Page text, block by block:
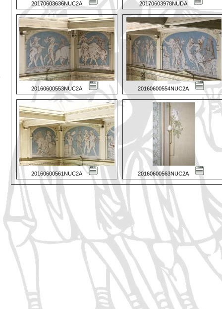
20170603636NUC2A 20170603978NUDA
20160600553NUC2A 20160600554NUC2A
20160600561NUC2A 20160600563NUC2A